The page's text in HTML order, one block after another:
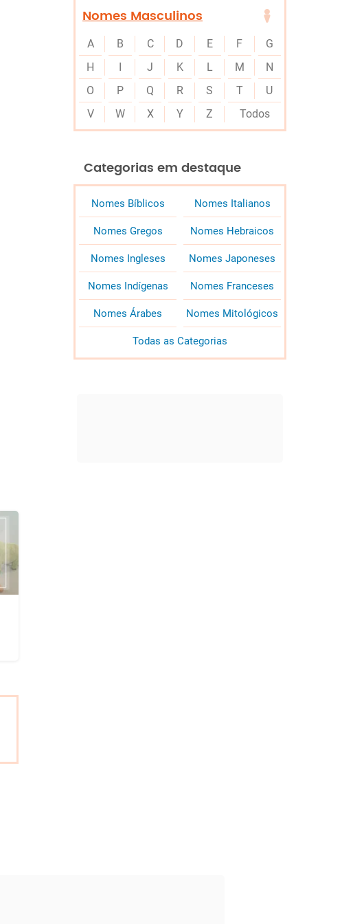
Nomes Masculinos
A B C D E F
G
H
I J K L M
N
O
P Q R S T
U
V
W X Y Z Todos
Categorias em destaque
Nomes Bíblicos Nomes Italianos
Nomes Gregos Nomes Hebraicos
Nomes Ingleses Nomes Japoneses
Nomes Indígenas Nomes Franceses
Nomes Árabes Nomes Mitológicos
Todas as Categorias